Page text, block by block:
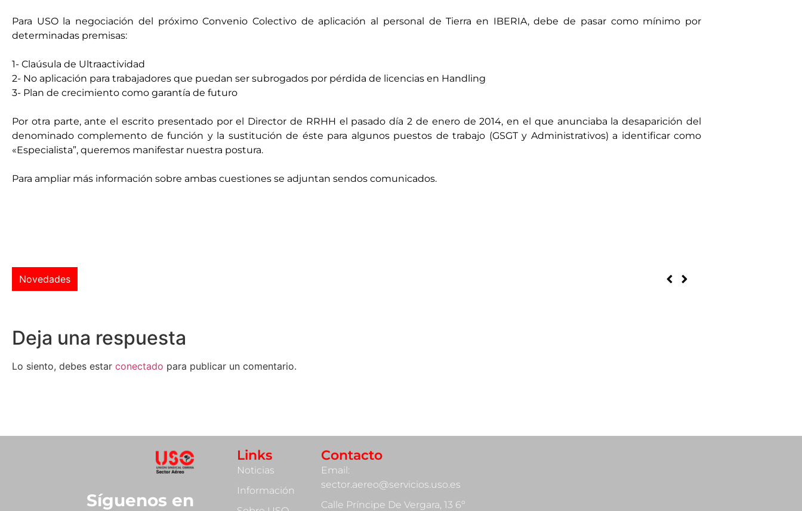
Para USO la negociación del próximo Convenio Colectivo de aplicación al personal de Tierra en IBERIA, debe de pasar como mínimo por
determinadas premisas:
1- Claúsula de Ultraactividad
2- No aplicación para trabajadores que puedan ser subrogados por pérdida de licencias en Handling
3- Plan de crecimiento como garantía de futuro
Por otra parte, ante el escrito presentado por el Director de RRHH el pasado día 2 de enero de 2014, en el que anunciaba la desaparición del
denominado complemento de función y la sustitución de éste para algunos puestos de trabajo (GSGT y Administrativos) a identificar como
«Especialista”, queremos manifestar nuestra postura.
Para ampliar más información sobre ambas cuestiones se adjuntan sendos comunicados.
Novedades
Deja una respuesta
Lo siento, debes estar conectado para publicar un comentario.
Síguenos en
Links
Noticias
Información
Contacto
Email:
sector.aereo@servicios.uso.es
Calle Príncipe De Vergara, 13 6º